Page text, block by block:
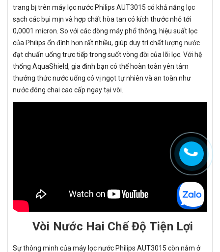
trang bị trên máy lọc nước Philips AUT3015 có khả năng lọc
sạch các bụi mịn và hợp chất hòa tan có kích thước nhỏ tới
0,0001 micron. So với các dòng máy phổ thông, hiệu suất lọc
của Philips ổn định hơn rất nhiều, giúp duy trì chất lượng nước
đạt chuẩn uống trực tiếp trong suốt vòng đời của lõi lọc. Với hệ
thống AquaShield, gia đình bạn có thể hoàn toàn yên tâm
thưởng thức nước uống có vị ngọt tự nhiên và an toàn như
nước đóng chai cao cấp ngay tại vòi.
Vòi Nước Hai Chế Độ Tiện Lợi
Sự thông minh của máy lọc nước Philips AUT3015 còn nằm ở